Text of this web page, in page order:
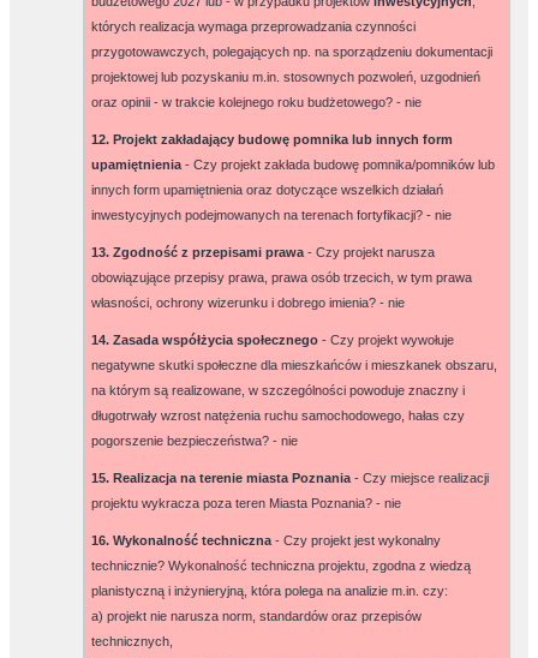
których realizacja wymaga przeprowadzania czynności
przygotowawczych, polegających np. na sporządzeniu dokumentacji
projektowej lub pozyskaniu m.in. stosownych pozwoleń, uzgodnień
oraz opinii - w trakcie kolejnego roku budżetowego? -nie
12. Projekt zakładający budowę pomnika lub innych form
upamiętnienia- Czy projekt zakłada budowę pomnika/pomników lub
innych form upamiętnienia oraz dotyczące wszelkich działań
inwestycyjnych podejmowanych na terenach fortyfikacji? -nie
13. Zgodność z przepisami prawa- Czy projekt narusza
obowiązujące przepisy prawa, prawa osób trzecich, w tym prawa
własności, ochrony wizerunku i dobrego imienia? -nie
14. Zasada współżycia społecznego- Czy projekt wywołuje
negatywne skutki społeczne dla mieszkańców i mieszkanek obszaru,
na którym są realizowane, w szczególności powoduje znaczny i
długotrwały wzrost natężenia ruchu samochodowego, hałas czy
pogorszenie bezpieczeństwa? -nie
15. Realizacja na terenie miasta Poznania- Czy miejsce realizacji
projektu wykracza poza teren Miasta Poznania? -nie
16. Wykonalność techniczna- Czy projekt jest wykonalny
technicznie? Wykonalność techniczna projektu, zgodna z wiedzą
planistyczną i inżynieryjną, która polega na analizie m.in. czy:
a) projekt nie narusza norm, standardów oraz przepisów
technicznych,